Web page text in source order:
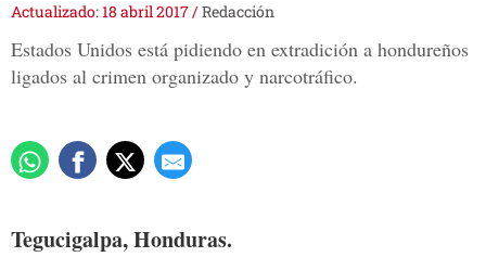
Actualizado: 18 abril 2017/Redacción
Estados Unidos está pidiendo en extradición a hondureños
ligados al crimen organizado y narcotráfico.
Tegucigalpa, Honduras.